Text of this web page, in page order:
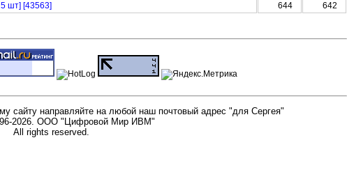
шт] [43563] 644 642
сайту направляйте на любой наш почтовый адрес "для Сергея"
2026. ООО "Цифровой Мир ИВМ"
All rights reserved.